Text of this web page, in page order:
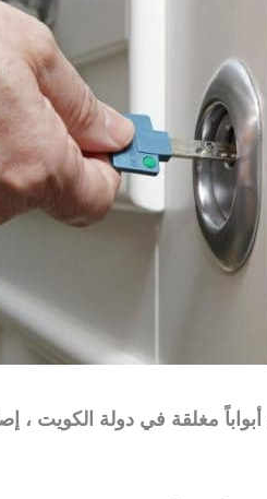
مغلقة في دولة الكويت ،